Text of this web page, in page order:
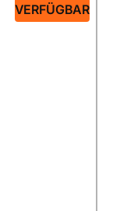
VERFÜGBAR